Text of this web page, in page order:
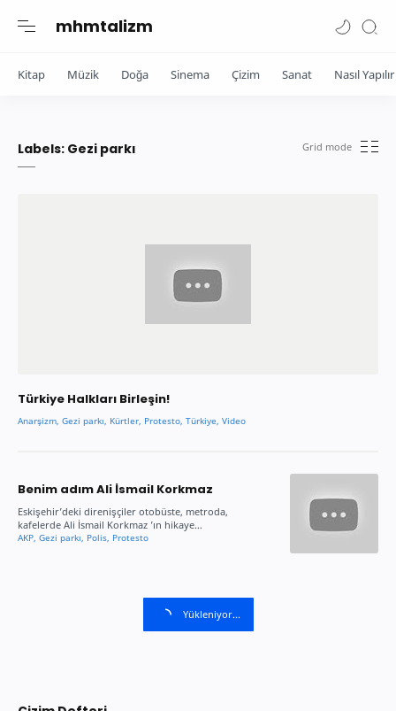
mhmtalizm
Kitap Müzik Doğa Sinema Çizim Sanat Nasıl Yapılır
Labels: Gezi parkı
Türkiye Halkları Birleşin!
Benim adım Ali İsmail Korkmaz
Eskişehir’deki direnişçiler otobüste, metroda,
kafelerde Ali İsmail Korkmaz ’ın hikaye…
Yükleniyor...